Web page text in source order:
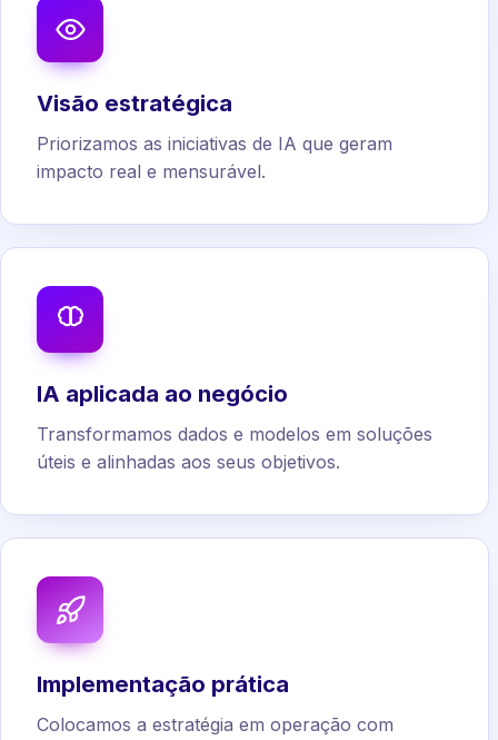
Visão estratégica
Priorizamos as iniciativas de IA que geram
impacto real e mensurável.
IA aplicada ao negócio
Transformamos dados e modelos em soluções
úteis e alinhadas aos seus objetivos.
Implementação prática
Colocamos a estratégia em operação com